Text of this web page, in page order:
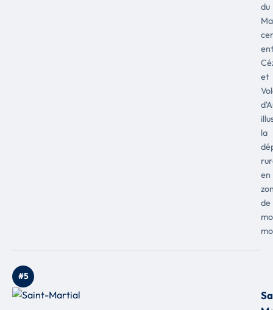
du
et
la
en
de
#5